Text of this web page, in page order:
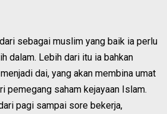
sebagai muslim yang baik ia perlu
dalam. Lebih dari itu ia bahkan
dai, yang akan membina umat
pemegang saham kejayaan Islam.
pagi sampai sore bekerja,